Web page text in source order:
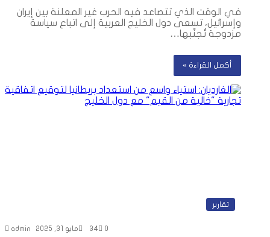
في الوقت الذي تتصاعد فيه الحرب غير المعلنة بين إيران
وإسرائيل، تسعى دول الخليج العربية إلى اتباع سياسة
مزدوجة تُجنّبها…
أكمل القراءة »
تقارير
admin مايو 31, 2025 34